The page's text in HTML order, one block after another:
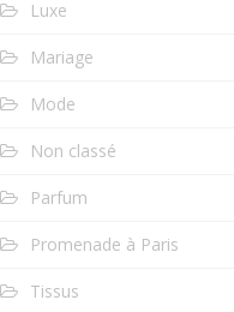
Luxe
Mariage
Mode
Non classé
Parfum
Promenade à Paris
Tissus